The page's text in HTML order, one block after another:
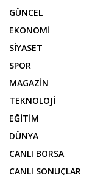
GÜNCEL
EKONOMİ
SİYASET
SPOR
MAGAZİN
TEKNOLOJİ
EĞİTİM
DÜNYA
CANLI BORSA
CANLI SONUÇLAR